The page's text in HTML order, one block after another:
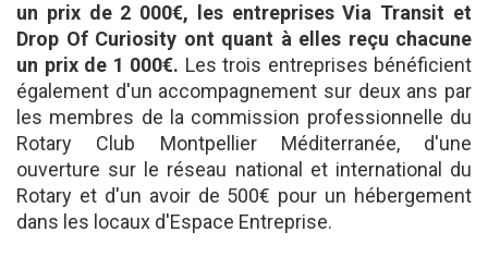
un prix de 2 000€, les entreprises Via Transit et
Drop Of Curiosity ont quant à elles reçu chacune
un prix de 1 000€. Les trois entreprises bénéficient
également d'un accompagnement sur deux ans par
les membres de la commission professionnelle du
Rotary Club Montpellier Méditerranée, d'une
ouverture sur le réseau national et international du
Rotary et d'un avoir de 500€ pour un hébergement
dans les locaux d'Espace Entreprise.